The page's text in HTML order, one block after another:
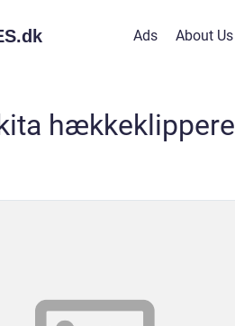
dk Ads About Us
hækkeklippere